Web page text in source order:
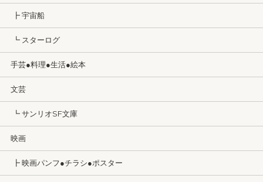
┣ 宇宙船
┗ スターログ
手芸●料理●生活●絵本
文芸
┗ サンリオSF文庫
映画
┣ 映画パンフ●チラシ●ポスター